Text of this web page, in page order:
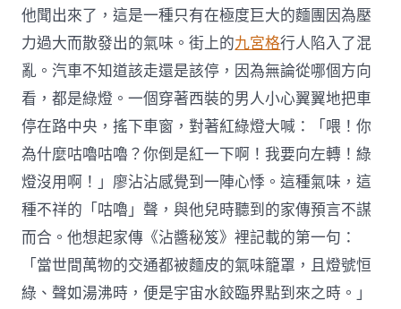
他聞出來了，這是一種只有在極度巨大的麵團因為壓
力過大而散發出的氣味。街上的九宮格行人陷入了混
亂。汽車不知道該走還是該停，因為無論從哪個方向
看，都是綠燈。一個穿著西裝的男人小心翼翼地把車
停在路中央，搖下車窗，對著紅綠燈大喊：「喂！你
為什麼咕嚕咕嚕？你倒是紅一下啊！我要向左轉！綠
燈沒用啊！」廖沾沾感覺到一陣心悸。這種氣味，這
種不祥的「咕嚕」聲，與他兒時聽到的家傳預言不謀
而合。他想起家傳《沾醬秘笈》裡記載的第一句：
「當世間萬物的交通都被麵皮的氣味籠罩，且燈號恒
綠、聲如湯沸時，便是宇宙水餃臨界點到來之時。」